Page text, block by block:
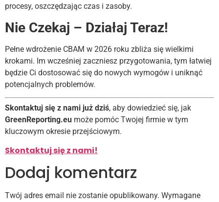
procesy, oszczędzając czas i zasoby.
Nie Czekaj – Działaj Teraz!
Pełne wdrożenie CBAM w 2026 roku zbliża się wielkimi
krokami. Im wcześniej zaczniesz przygotowania, tym łatwiej
będzie Ci dostosować się do nowych wymogów i uniknąć
potencjalnych problemów.
Skontaktuj się z nami już dziś, aby dowiedzieć się, jak
GreenReporting.eu może pomóc Twojej firmie w tym
kluczowym okresie przejściowym.
Skontaktuj się z nami!
Dodaj komentarz
Twój adres email nie zostanie opublikowany. Wymagane